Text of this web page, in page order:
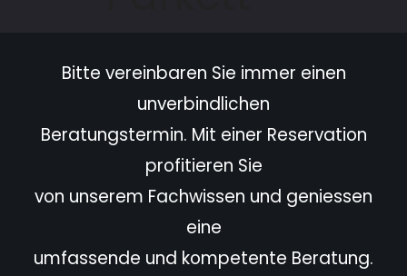
Bitte vereinbaren Sie immer einen
unverbindlichen
Beratungstermin. Mit einer Reservation
profitieren Sie
von unserem Fachwissen und geniessen
eine
umfassende und kompetente Beratung.